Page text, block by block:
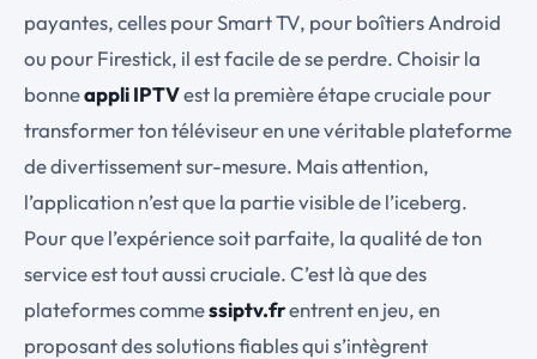
payantes, celles pour Smart TV, pour boîtiers Android
ou pour Firestick, il est facile de se perdre. Choisir la
bonneappli IPTVest la première étape cruciale pour
transformer ton téléviseur en une véritable plateforme
de divertissement sur-mesure. Mais attention,
l’application n’est que la partie visible de l’iceberg.
Pour que l’expérience soit parfaite, la qualité de ton
service est tout aussi cruciale. C’est là que des
plateformes commessiptv.frentrent en jeu, en
proposant des solutions fiables qui s’intègrent